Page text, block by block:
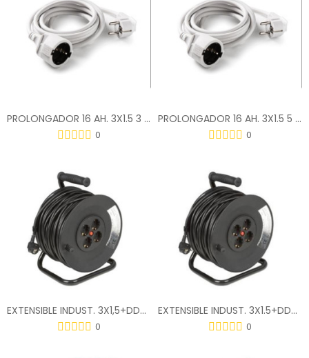
PROLONGADOR 16 AH. 3X1.5 3 M. BLANCA 2983
0
PROLONGADOR 16 AH. 3X1.5 5 M. BLANCA 2985
0
EXTENSIBLE INDUST. 3X1,5+DDS 25M.
0
EXTENSIBLE INDUST. 3X1.5+DDS 50M.
0